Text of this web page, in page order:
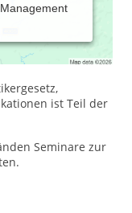
Menschen in
oder Phasen
ist Teil der
Seminare zur